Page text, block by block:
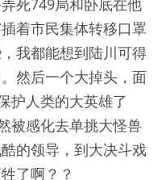
死749局和卧底在他
着市民集体转移口罩
我都能想到陆川可得
然后一个大掉头，面
护人类的大英雄了
被感化去单挑大怪兽
的领导，到大决斗戏
了啊？？